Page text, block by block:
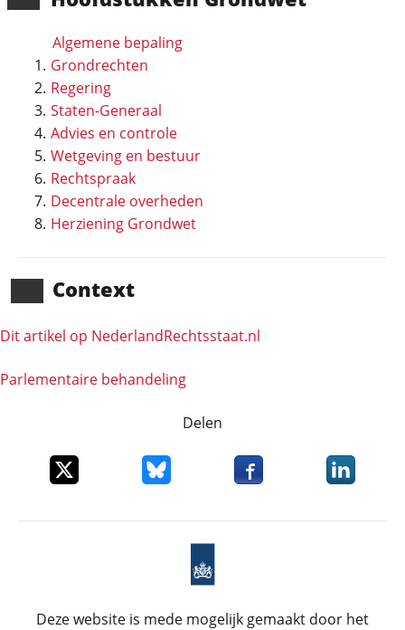
Algemene bepaling
Grondrechten
Regering
Staten-Generaal
Advies en controle
Wetgeving en bestuur
Rechtspraak
Decentrale overheden
Herziening Grondwet
Context
Dit artikel op NederlandRechts­staat.nl
Parlementaire behandeling
Delen
Deel dit item op XDeel dit item op Bluesky
Deel dit item opDeel dit
Deze website is mede mogelijk gemaakt door het